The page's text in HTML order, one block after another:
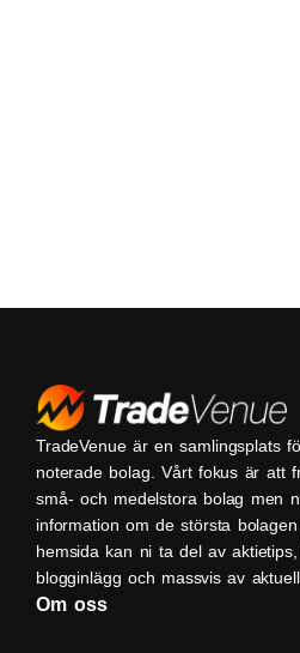
TradeVenue är en samlingsplats
noterade bolag. Vårt fokus är att
små- och medelstora bolag men
information om de största
hemsida kan ni ta del av
blogginlägg och massvis av
Om oss